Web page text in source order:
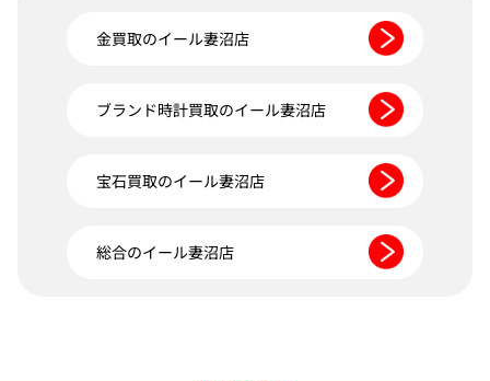
金買取のイール妻沼店
ブランド時計買取のイール妻沼店
宝石買取のイール妻沼店
総合のイール妻沼店